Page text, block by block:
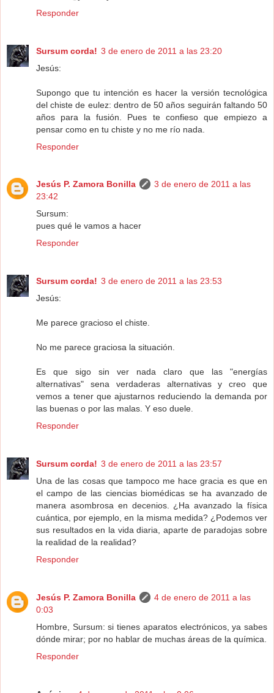
Responder
Sursum corda! 3 de enero de 2011 a las 23:20
Jesús:
Supongo que tu intención es hacer la versión tecnológica
del chiste de eulez: dentro de 50 años seguirán faltando 50
años para la fusión. Pues te confieso que empiezo a
pensar como en tu chiste y no me río nada.
Responder
Jesús P. Zamora Bonilla
3 de enero de 2011 a las
23:42
Sursum:
pues qué le vamos a hacer
Responder
Sursum corda! 3 de enero de 2011 a las 23:53
Jesús:
Me parece gracioso el chiste.
No me parece graciosa la situación.
Es que sigo sin ver nada claro que las "energías
alternativas" sena verdaderas alternativas y creo que
vemos a tener que ajustarnos reduciendo la demanda por
las buenas o por las malas. Y eso duele.
Responder
Sursum corda! 3 de enero de 2011 a las 23:57
Una de las cosas que tampoco me hace gracia es que en
el campo de las ciencias biomédicas se ha avanzado de
manera asombrosa en decenios. ¿Ha avanzado la física
cuántica, por ejemplo, en la misma medida? ¿Podemos ver
sus resultados en la vida diaria, aparte de paradojas sobre
la realidad de la realidad?
Responder
Jesús P. Zamora Bonilla
4 de enero de 2011 a las
0:03
Hombre, Sursum: si tienes aparatos electrónicos, ya sabes
dónde mirar; por no hablar de muchas áreas de la química.
Responder